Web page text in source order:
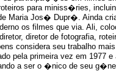
para miniss�ries,
Maria Jos� Dupr�. Ainda
os filmes que via. Ali,
diretor de fotografia,
considera seu trabalho
pela primeira vez em 1977 e
a ser o �nico de seu